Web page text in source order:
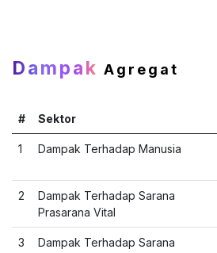
Dampak Agregat
# Sektor
1 Dampak Terhadap Manusia
2
Dampak Terhadap Sarana
Prasarana Vital
3
Dampak Terhadap Sarana